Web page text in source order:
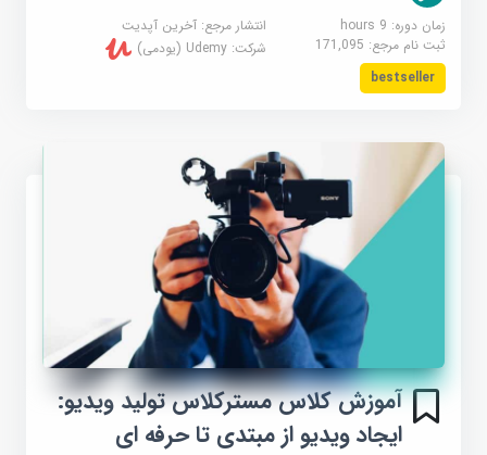
زمان دوره: 9 hours
انتشار مرجع:آخرین آپدیت
ثبت نام مرجع:171,095 شرکت:Udemy (یودمی)
bestseller
آموزش کلاس مسترکلاس تولید ویدیو:
ایجاد ویدیو از مبتدی تا حرفه ای